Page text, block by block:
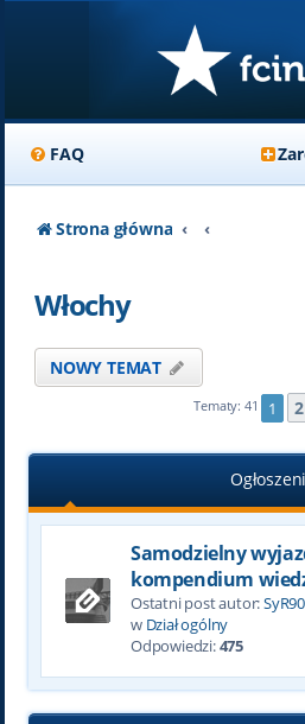
FAQ
Strona główna
Włochy
NOWY TEMAT
Tematy: 41 1 2
Samodzielny
kompendium
Ostatni post autor:SyR90
w Dział ogólny
Odpowiedzi:475